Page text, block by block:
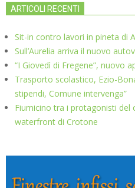
ARTICOLI RECENTI
Sit-in contro lavori in pineta di
Sull’Aurelia arriva il nuovo
“I Giovedì di Fregene”, nuovo
Trasporto scolastico, Ezio-
stipendi, Comune intervenga”
Fiumicino tra i protagonisti del
waterfront di Crotone